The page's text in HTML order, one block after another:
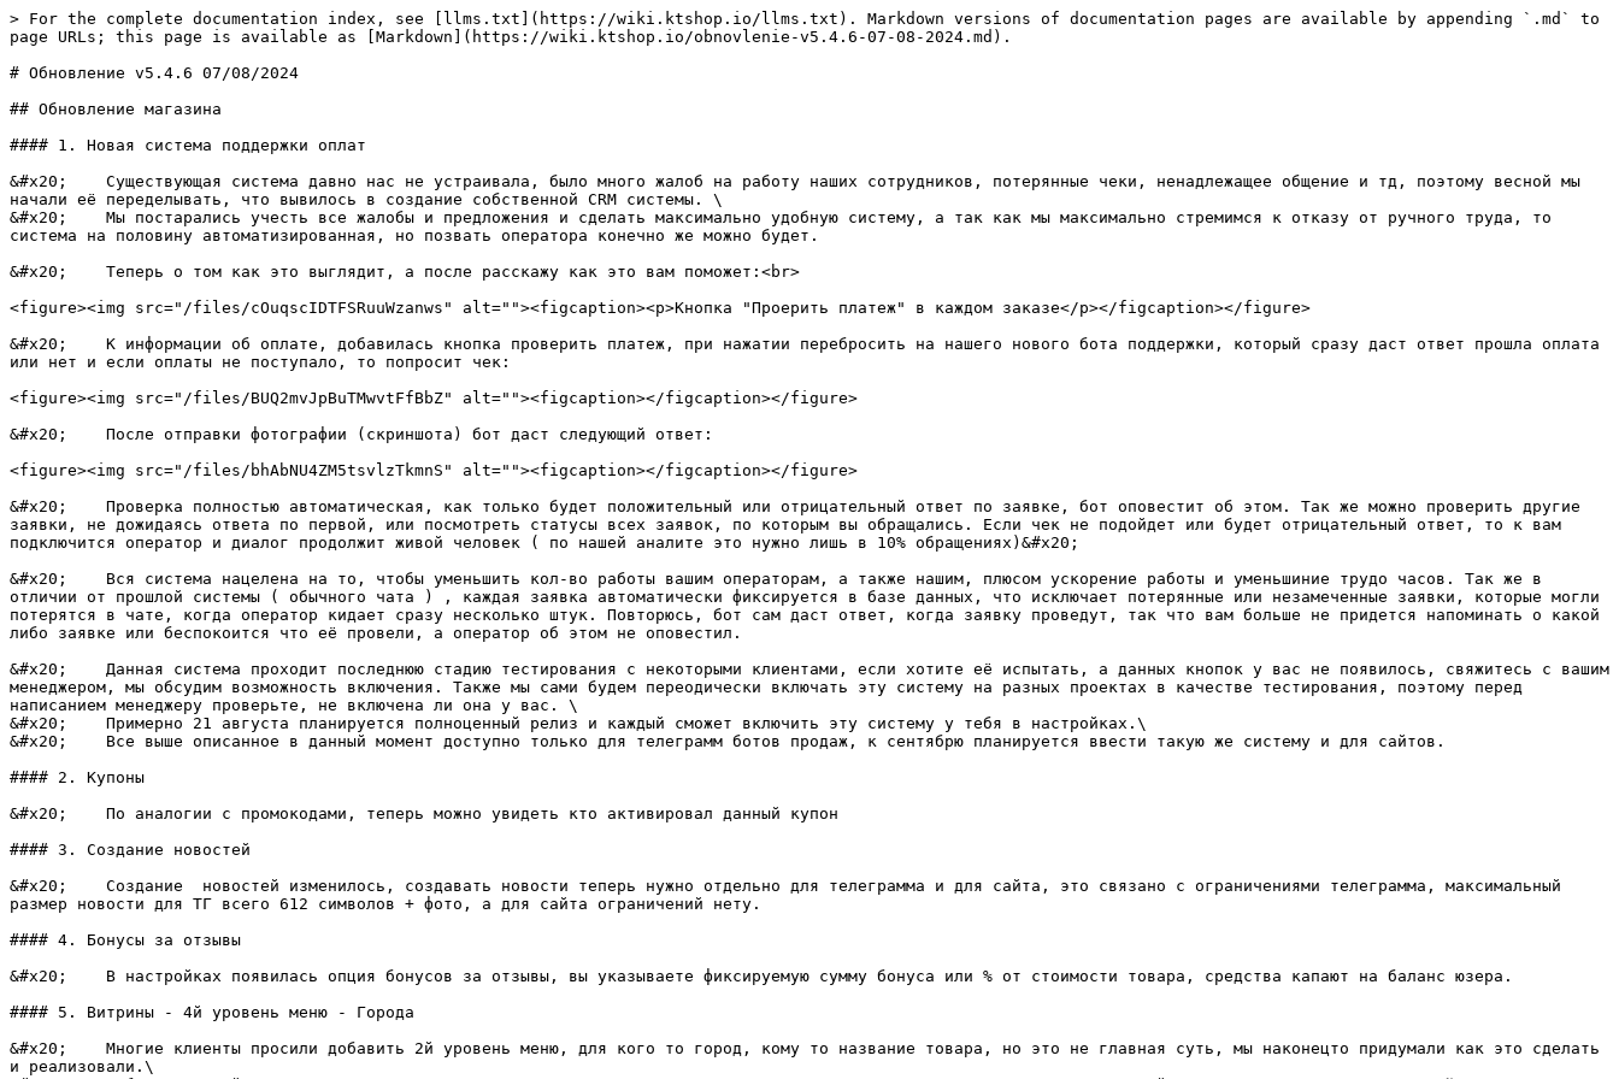
> For the complete documentation index, see [llms.txt](https://wiki.ktshop.io/llms.txt). Markdown versions of documentation pages are available by appending `.md` to
page URLs; this page is available as [Markdown](https://wiki.ktshop.io/obnovlenie-v5.4.6-07-08-2024.md).
# Обновление v5.4.6 07/08/2024
## Обновление магазина
#### 1. Новая система поддержки оплат
&#x20;    Существующая система давно нас не устраивала, было много жалоб на работу наших сотрудников, потерянные чеки, ненадлежащее общение и тд, поэтому весной мы
начали её переделывать, что вывилось в создание собственной CRM системы. \
&#x20;    Мы постарались учесть все жалобы и предложения и сделать максимально удобную систему, а так как мы максимально стремимся к отказу от ручного труда, то
система на половину автоматизированная, но позвать оператора конечно же можно будет.
&#x20;    Теперь о том как это выглядит, а после расскажу как это вам поможет:<br>
<figure><img src="/files/cOuqscIDTFSRuuWzanws" alt=""><figcaption><p>Кнопка "Проерить платеж" в каждом заказе</p></figcaption></figure>
&#x20;    К информации об оплате, добавилась кнопка проверить платеж, при нажатии перебросить на нашего нового бота поддержки, который сразу даст ответ прошла оплата
или нет и если оплаты не поступало, то попросит чек:
<figure><img src="/files/BUQ2mvJpBuTMwvtFfBbZ" alt=""><figcaption></figcaption></figure>
&#x20;    После отправки фотографии (скриншота) бот даст следующий ответ:
<figure><img src="/files/bhAbNU4ZM5tsvlzTkmnS" alt=""><figcaption></figcaption></figure>
&#x20;    Проверка полностью автоматическая, как только будет положительный или отрицательный ответ по заявке, бот оповестит об этом. Так же можно проверить другие
заявки, не дожидаясь ответа по первой, или посмотреть статусы всех заявок, по которым вы обращались. Если чек не подойдет или будет отрицательный ответ, то к вам
подключится оператор и диалог продолжит живой человек ( по нашей аналите это нужно лишь в 10% обращениях)&#x20;
&#x20;    Вся система нацелена на то, чтобы уменьшить кол-во работы вашим операторам, а также нашим, плюсом ускорение работы и уменьшиние трудо часов. Так же в
отличии от прошлой системы ( обычного чата ) , каждая заявка автоматически фиксируется в базе данных, что исключает потерянные или незамеченные заявки, которые могли
потерятся в чате, когда оператор кидает сразу несколько штук. Повторюсь, бот сам даст ответ, когда заявку проведут, так что вам больше не придется напоминать о какой
либо заявке или беспокоится что её провели, а оператор об этом не оповестил.
&#x20;    Данная система проходит последнюю стадию тестирования с некоторыми клиентами, если хотите её испытать, а данных кнопок у вас не появилось, свяжитесь с вашим
менеджером, мы обсудим возможность включения. Также мы сами будем переодически включать эту систему на разных проектах в качестве тестирования, поэтому перед
написанием менеджеру проверьте, не включена ли она у вас. \
&#x20;    Примерно 21 августа планируется полноценный релиз и каждый сможет включить эту систему у тебя в настройках.\
&#x20;    Все выше описанное в данный момент доступно только для телеграмм ботов продаж, к сентябрю планируется ввести такую же систему и для сайтов.
#### 2. Купоны
&#x20;    По аналогии с промокодами, теперь можно увидеть кто активировал данный купон
#### 3. Создание новостей
&#x20;    Создание  новостей изменилось, создавать новости теперь нужно отдельно для телеграмма и для сайта, это связано с ограничениями телеграмма, максимальный
размер новости для ТГ всего 612 символов + фото, а для сайта ограничений нету.
#### 4. Бонусы за отзывы
&#x20;    В настройках появилась опция бонусов за отзывы, вы указываете фиксируемую сумму бонуса или % от стоимости товара, средства капают на баланс юзера.
#### 5. Витрины - 4й уровень меню - Города
&#x20;    Многие клиенты просили добавить 2й уровень меню, для кого то город, кому то название товара, но это не главная суть, мы наконецто придумали как это сделать
и реализовали.\